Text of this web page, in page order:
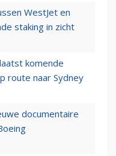
WestJet en
staking in zicht
komende
route naar Sydney
documentaire